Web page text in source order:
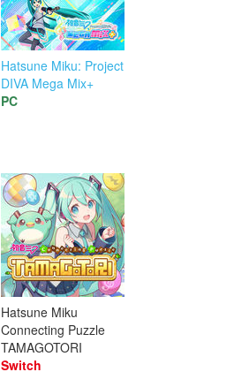
Hatsune Miku: Project
DIVA Mega Mix+
PC
Hatsune Miku
Connecting Puzzle
TAMAGOTORI
Switch